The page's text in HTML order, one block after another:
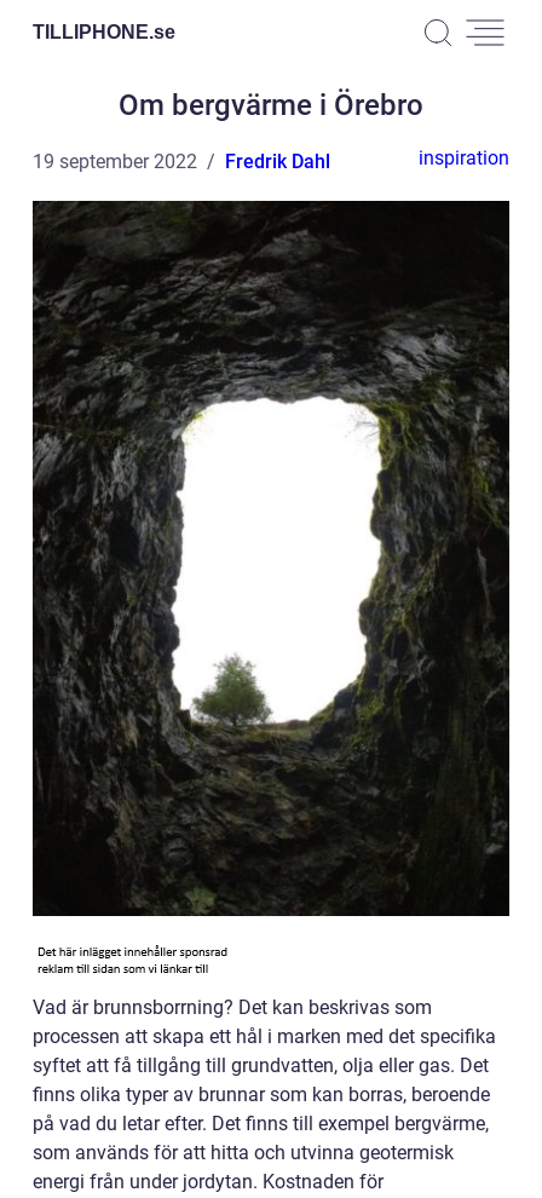
TILLIPHONE.se
Om bergvärme i Örebro
19 september 2022 Fredrik Dahl inspiration
Vad är brunnsborrning? Det kan beskrivas som
processen att skapa ett hål i marken med det specifika
syftet att få tillgång till grundvatten, olja eller gas. Det
finns olika typer av brunnar som kan borras, beroende
på vad du letar efter. Det finns till exempel bergvärme,
som används för att hitta och utvinna geotermisk
energi från under jordytan. Kostnaden för